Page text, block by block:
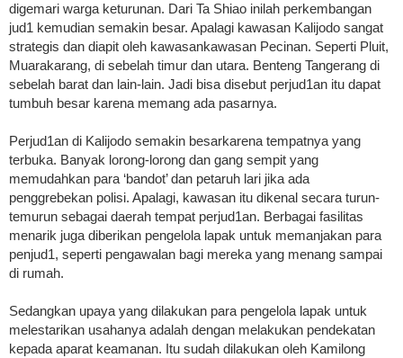
digemari warga keturunan. Dari Ta Shiao inilah perkembangan
jud1 kemudian semakin besar. Apalagi kawasan Kalijodo sangat
strategis dan diapit oleh kawasan­kawasan Pecinan. Seperti Pluit,
Muarakarang, di sebelah timur dan utara. Benteng Tangerang di
sebelah barat dan lain-lain. Jadi bisa disebut perjud1an itu dapat
tumbuh besar karena memang ada pasarnya.
Perjud1an di Kalijodo semakin besarkarena tempatnya yang
terbuka. Banyak lorong-lorong dan gang sempit yang
memudahkan para ‘bandot’ dan petaruh lari jika ada
penggrebekan polisi. Apalagi, kawasan itu dikenal secara turun-
temurun sebagai daerah tempat perjud1an. Berbagai fasilitas
menarik juga diberikan pengelola lapak untuk memanjakan para
penjud1, seperti pengawalan bagi mereka yang menang sampai
di rumah.
Sedangkan upaya yang dilakukan para pengelola lapak untuk
melestarikan usahanya adalah dengan melakukan pendekatan
kepada aparat keamanan. Itu sudah dilakukan oleh Kamilong